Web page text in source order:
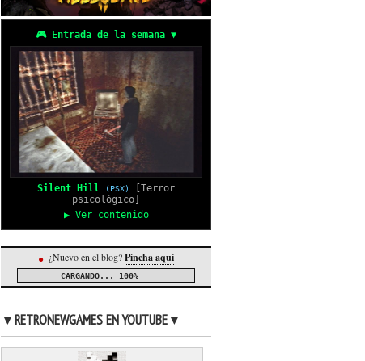
🎮 Entrada de la semana ▼
Silent Hill (PSX)
[Terror
psicológico]
▶ Ver contenido
● ¿Nuevo en el blog?Pincha aquí
CARGANDO... 100%
▼RETRONEWGAMES EN YOUTUBE▼